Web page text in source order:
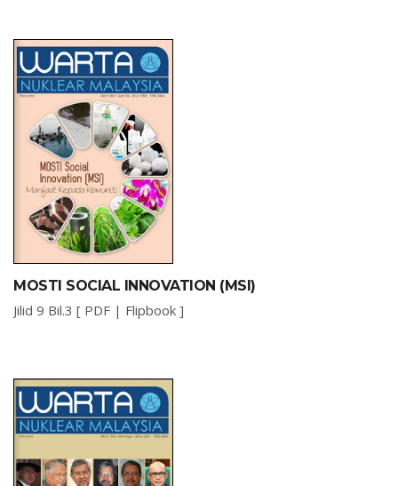
MOSTI SOCIAL INNOVATION (MSI)
Jilid 9 Bil.3 [ PDF | Flipbook ]